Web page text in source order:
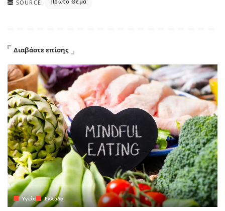
SOURCE:
Διαβάστε επίσης
Yγεία Ελλάδα